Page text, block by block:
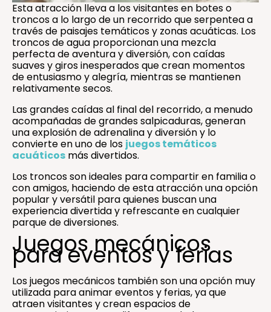
Esta atracción lleva a los visitantes en botes o
troncos a lo largo de un recorrido que serpentea a
través de paisajes temáticos y zonas acuáticas. Los
troncos de agua proporcionan una mezcla
perfecta de aventura y diversión, con caídas
suaves y giros inesperados que crean momentos
de entusiasmo y alegría, mientras se mantienen
relativamente secos.
Las grandes caídas al final del recorrido, a menudo
acompañadas de grandes salpicaduras, generan
una explosión de adrenalina y diversión y lo
convierte en uno de los juegos temáticos
acuáticos más divertidos.
Los troncos son ideales para compartir en familia o
con amigos, haciendo de esta atracción una opción
popular y versátil para quienes buscan una
experiencia divertida y refrescante en cualquier
parque de diversiones.
Juegos mecánicos
para eventos y ferias
Los juegos mecánicos también son una opción muy
utilizada para animar eventos y ferias, ya que
atraen visitantes y crean espacios de